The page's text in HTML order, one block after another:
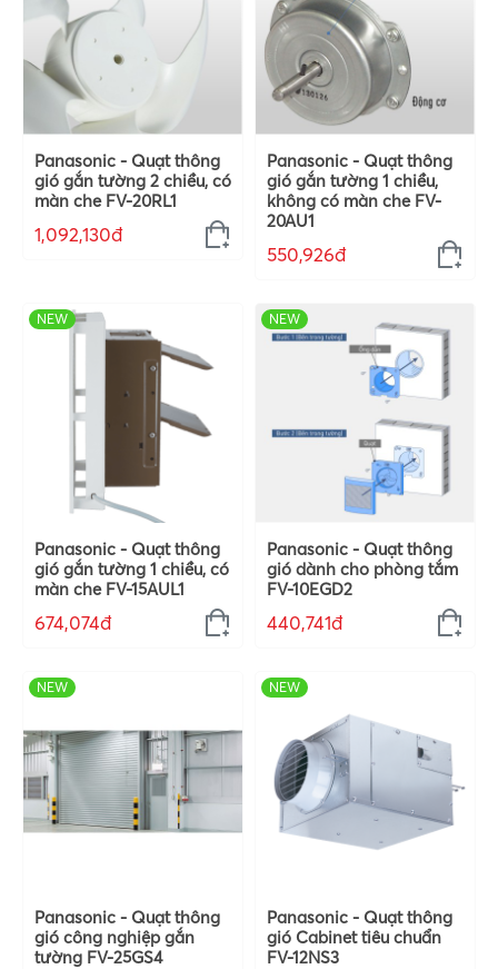
Panasonic - Quạt thông
gió gắn tường 2 chiều, có
màn che FV-20RL1
1,092,130đ
Panasonic - Quạt thông
gió gắn tường 1 chiều,
không có màn che FV-
20AU1
550,926đ
NEW
Panasonic - Quạt thông
gió gắn tường 1 chiều, có
màn che FV-15AUL1
674,074đ
NEW
Panasonic - Quạt thông
gió dành cho phòng tắm
FV-10EGD2
440,741đ
NEW
Panasonic - Quạt thông
gió công nghiệp gắn
tường FV-25GS4
NEW
Panasonic - Quạt thông
gió Cabinet tiêu chuẩn
FV-12NS3